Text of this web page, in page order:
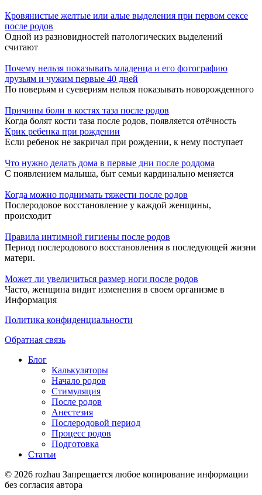
Кровянистые желтые или алые выделения при первом сексе
после родов
Одной из разновидностей патологических выделений
считают
Почему нельзя показывать младенца и его фотографию
друзьям и чужим первые 40 дней
По поверьям и суевериям нельзя показывать новорожденного
Причины боли в костях таза после родов
Когда болят кости таза после родов, появляется отёчность
Крик ребенка при рождении
Если ребенок не закричал при рождении, к нему поступает
Что нужно делать дома в первые дни после роддома
С появлением малыша, быт семьи кардинально меняется
Когда можно поднимать тяжести после родов
Послеродовое восстановление у каждой женщины,
происходит
Правила интимной гигиены после родов
Период послеродового восстановления в последующей жизни
матери.
Может ли увеличиться размер ноги после родов
Часто, женщина видит изменения в своем организме в
Информация
Политика конфиденциальности
Обратная связь
Блог
Калькуляторы
Начало родов
Стимуляция
После родов
Анестезия
Послеродовой период
Процесс родов
Подготовка
Статьи
© 2026 rozhau Запрещается любое копирование информации
без согласия автора